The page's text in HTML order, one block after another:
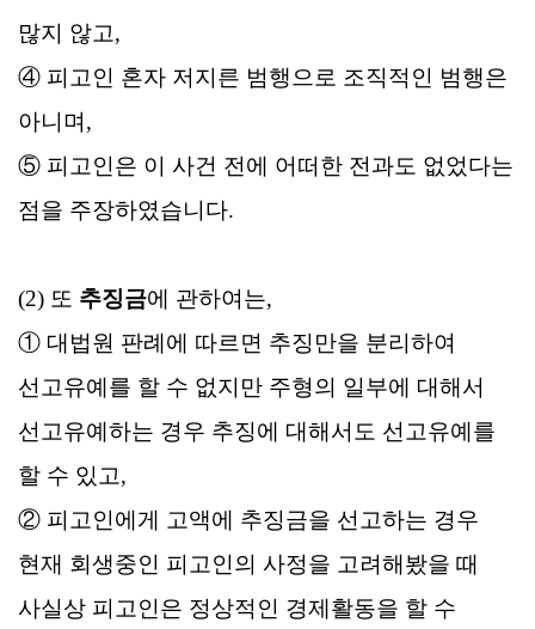
많지 않고,
④ 피고인 혼자 저지른 범행으로 조직적인 범행은
아니며,
⑤ 피고인은 이 사건 전에 어떠한 전과도 없었다는
점을 주장하였습니다.
(2) 또 추징금에 관하여는,
① 대법원 판례에 따르면 추징만을 분리하여
선고유예를 할 수 없지만 주형의 일부에 대해서
선고유예하는 경우 추징에 대해서도 선고유예를
할 수 있고,
② 피고인에게 고액에 추징금을 선고하는 경우
현재 회생중인 피고인의 사정을 고려해봤을 때
사실상 피고인은 정상적인 경제활동을 할 수